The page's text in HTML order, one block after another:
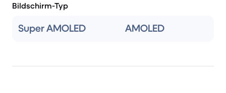
Bildschirm-Typ
Super AMOLED AMOLED